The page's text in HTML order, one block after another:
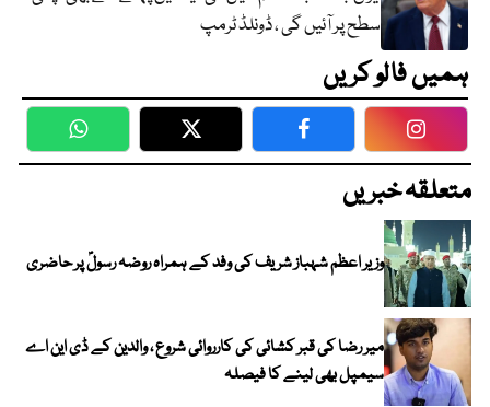
سطح پر آئیں گی ، ڈونلڈ ٹرمپ
ہمیں فالو کریں
WhatsApp Twitter Facebook
متعلقہ خبریں
وزیر اعظم شہباز شریف کی وفد کے ہمراہ روضہ رسولؐ پر حاضری
میر رضا کی قبر کشائی کی کارروائی شروع ، والدین کے ڈی این اے
سیمپل بھی لینے کا فیصلہ